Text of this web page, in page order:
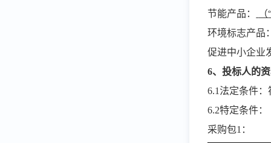
节能产品：
（
环境标志产品
促进中小企业
6、投标人的
6.1法定条件
6.2特定条件：
采购包1：